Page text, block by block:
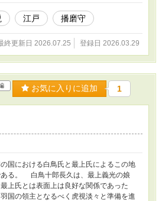
頭を打ったらしく記憶を無くした女だ。
う関係なのか。市松が殺された事とど
て、この殺しの裁きを、播磨守はどうす
江戸 播磨守
終更新日 2026.07.25 登録日 2026.03.29
お気に入りに追加 1
国における白鳥氏と最上氏によるこの地
る。 白鳥十郎長久は、最上義光の娘
上氏とは表面上は良好な関係であった
国の領主となるべく虎視淡々と準備を進